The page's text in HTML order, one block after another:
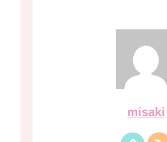
misaki